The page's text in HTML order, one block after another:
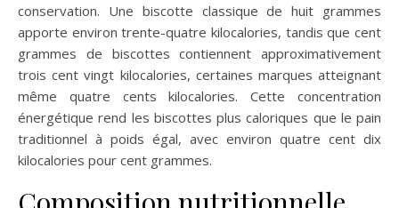
conservation. Une biscotte classique de huit grammes
apporte environ trente-quatre kilocalories, tandis que cent
grammes de biscottes contiennent approximativement
trois cent vingt kilocalories, certaines marques atteignant
même quatre cents kilocalories. Cette concentration
énergétique rend les biscottes plus caloriques que le pain
traditionnel à poids égal, avec environ quatre cent dix
kilocalories pour cent grammes.